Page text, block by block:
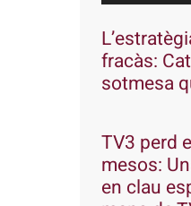
fracàs:
sotmesa
TV3 perd
mesos:
en clau